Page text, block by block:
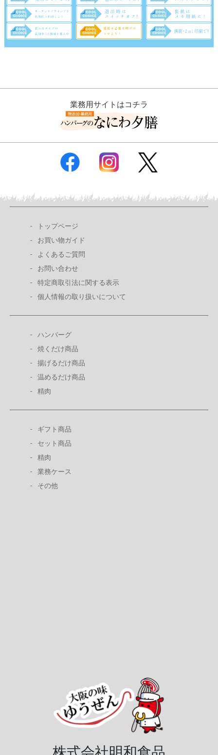
業務用サイトはコチラ
トップページ
お買い物ガイド
よくあるご質問
お問い合わせ
特定商取引法に関する表示
個人情報の取り扱いについて
ハンバーグ
焼くだけ商品
揚げるだけ商品
温めるだけ商品
精肉
ギフト商品
セット商品
精肉
業務ケース
その他